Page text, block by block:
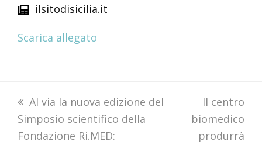
ilsitodisicilia.it
Scarica allegato
previous
post:
Al via la nuova edizione del
Simposio scientifico della
Fondazione Ri.MED:
next
post:
Il centro
biomedico
produrrà